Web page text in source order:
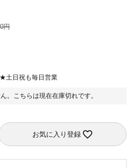
土日祝も毎日営業
。こちらは現在在庫切れです。
お気に入り登録